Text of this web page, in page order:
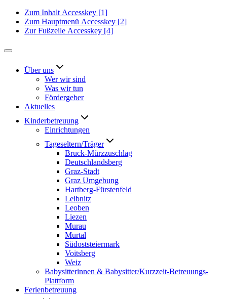
Zum Inhalt Accesskey [1]
Zum Hauptmenü Accesskey [2]
Zur Fußzeile Accesskey [4]
Über uns
Wer wir sind
Was wir tun
Fördergeber
Aktuelles
Kinderbetreuung
Einrichtungen
Tageseltern/Träger
Bruck-Mürzzuschlag
Deutschlandsberg
Graz-Stadt
Graz Umgebung
Hartberg-Fürstenfeld
Leibnitz
Leoben
Liezen
Murau
Murtal
Südoststeiermark
Voitsberg
Weiz
Babysitterinnen & Babysitter/Kurzzeit-Betreuungs-
Plattform
Ferienbetreuung